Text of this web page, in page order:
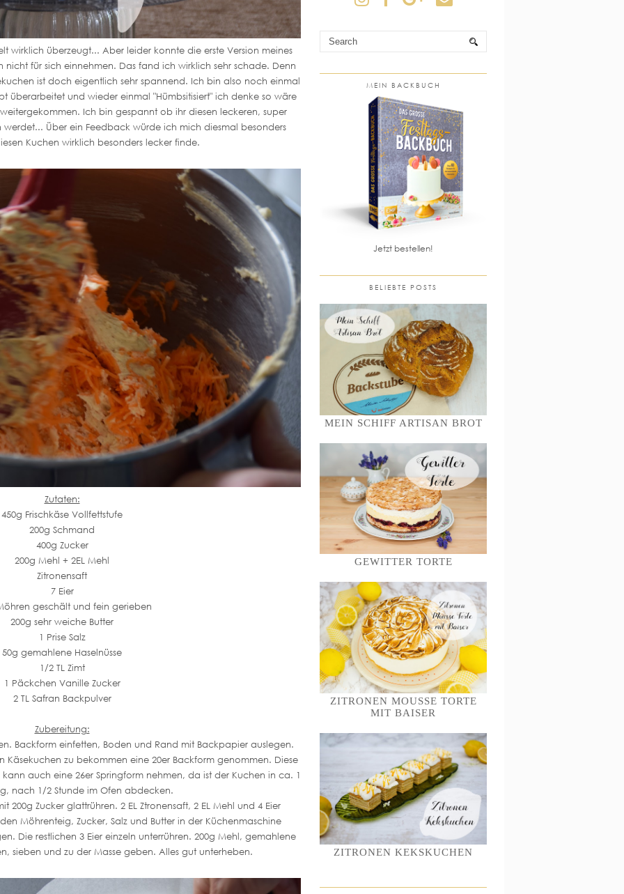
wirklich überzeugt... Aber leider konnte die erste Version meines
nicht für sich einnehmen. Das fand ich wirklich sehr schade. Denn
ist doch eigentlich sehr spannend. Ich bin also noch einmal
überarbeitet und wieder einmal "Hümbsitisiert" ich denke so wäre
Ich bin gespannt ob ihr diesen leckeren, super
Über ein Feedback würde ich mich diesmal besonders
Kuchen wirklich besonders lecker finde.
Zutaten:
450g Frischkäse Vollfettstufe
200g Schmand
400g Zucker
200g Mehl + 2EL Mehl
Zitronensaft
7 Eier
geschält und fein gerieben
200g sehr weiche Butter
1 Prise Salz
50g gemahlene Haselnüsse
1/2 TL Zimt
1 Päckchen Vanille Zucker
2 TL Safran Backpulver
Zubereitung:
Backform einfetten, Boden und Rand mit Backpapier auslegen.
zu bekommen eine 20er Backform genommen. Diese
auch eine 26er Springform nehmen, da ist der Kuchen in ca. 1
nach 1/2 Stunde im Ofen abdecken.
200g Zucker glattrühren. 2 EL Ztronensaft, 2 EL Mehl und 4 Eier
Möhrenteig, Zucker, Salz und Butter in der Küchenmaschine
Die restlichen 3 Eier einzeln unterrühren. 200g Mehl, gemahlene
sieben und zu der Masse geben. Alles gut unterheben.
MEIN BACKBUCH
Jetzt bestellen!
BELIEBTE POSTS
MEIN SCHIFF ARTISAN BROT
GEWITTER TORTE
ZITRONEN MOUSSE TORTE
MIT BAISER
ZITRONEN KEKSKUCHEN